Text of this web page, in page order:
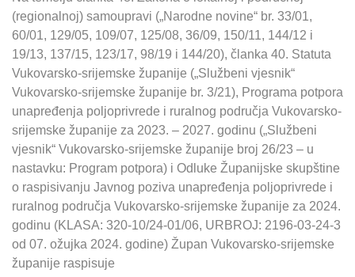
(regionalnoj) samoupravi („Narodne novine“ br. 33/01,
60/01, 129/05, 109/07, 125/08, 36/09, 150/11, 144/12 i
19/13, 137/15, 123/17, 98/19 i 144/20), članka 40. Statuta
Vukovarsko-srijemske županije („Službeni vjesnik“
Vukovarsko-srijemske županije br. 3/21), Programa potpora
unapređenja poljoprivrede i ruralnog područja Vukovarsko-
srijemske županije za 2023. – 2027. godinu („Službeni
vjesnik“ Vukovarsko-srijemske županije broj 26/23 – u
nastavku: Program potpora) i Odluke Županijske skupštine
o raspisivanju Javnog poziva unapređenja poljoprivrede i
ruralnog područja Vukovarsko-srijemske županije za 2024.
godinu (KLASA: 320-10/24-01/06, URBROJ: 2196-03-24-3
od 07. ožujka 2024. godine) Župan Vukovarsko-srijemske
županije raspisuje